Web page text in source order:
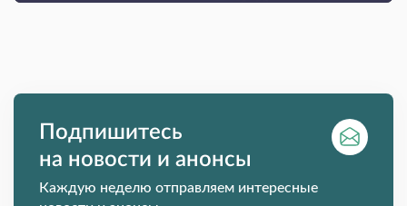
Подпишитесь
на новости и анонсы
Каждую неделю отправляем интересные